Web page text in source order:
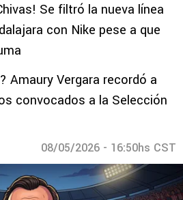
Se filtró la nueva línea
con Nike pese a que
Amaury Vergara recordó a
convocados a la Selección
08/05/2026 - 16:50hs CST